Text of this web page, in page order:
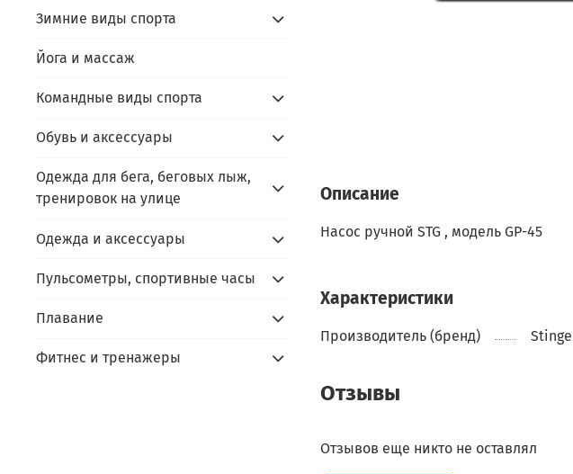
Описание
Насос ручной STG , модель GP-45
Характеристики
Производитель (бренд)
Отзывы
Отзывов еще никто не оставлял
Зимние виды спорта
Йога и массаж
Командные виды спорта
Обувь и аксессуары
Одежда для бега, беговых лыж,
тренировок на улице
Одежда и аксессуары
Пульсометры, спортивные часы
Плавание
Фитнес и тренажеры